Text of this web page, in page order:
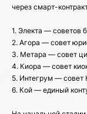
через смарт-
1. Электа — советов
2. Агора — совет
3. Метара — совет
4. Киора — совет
5. Интегрум — совет
6. Кой — единый